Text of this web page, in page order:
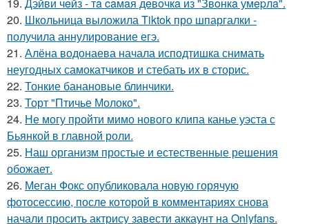
20. Школьница выложила Tiktok про шпаргалки -
получила аннулирование егэ.
21. Алёна водонаева начала исподтишка снимать
неугодных самокатчиков и стебать их в сторис.
22. Тонкие банановые блинчики.
23. Торт "Птичье Молоко".
24. Не могу пройти мимо нового клипа канье уэста с
Бьянкой в главной роли.
25. Наш организм простые и естественные решения
обожает.
26. Меган Фокс опубликовала новую горячую
фотосессию, после которой в комментариях снова
начали просить актрису завести аккаунт на Onlyfans.